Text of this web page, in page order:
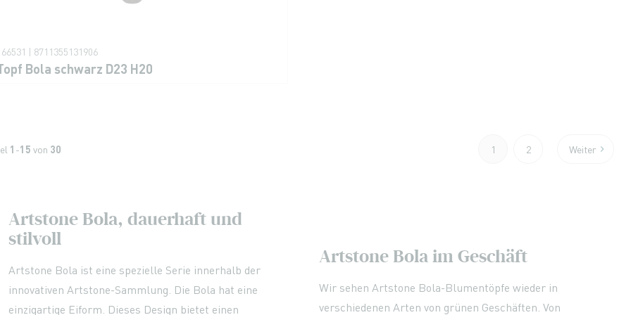
| 8711355131906
Bola schwarz D23 H20
1 -15 von 30 Seite1
2
Weiter
Artstone Bola, dauerhaft und
stilvoll
Artstone Bola ist eine spezielle Serie innerhalb der
innovativen Artstone-Sammlung. Die Bola hat eine
einzigartige Eiform. Dieses Design bietet einen
Artstone Bola im Geschäft
Wir sehen Artstone Bola-Blumentöpfe wieder in
verschiedenen Arten von grünen Geschäften. Von